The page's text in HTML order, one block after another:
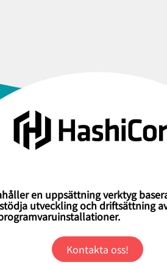
en uppsättning verktyg
utveckling och driftsättning
Kontakta oss!